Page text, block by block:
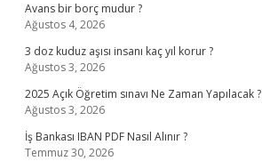
Avans bir borç mudur ?
Ağustos 4, 2026
3 doz kuduz aşısı insanı kaç yıl korur ?
Ağustos 3, 2026
2025 Açık Öğretim sınavı Ne Zaman Yapılacak ?
Ağustos 3, 2026
İş Bankası IBAN PDF Nasıl Alınır ?
Temmuz 30, 2026